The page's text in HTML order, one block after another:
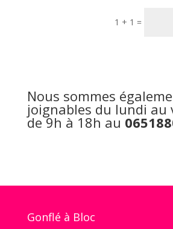
1 + 1 =
Nous sommes
joignables du lundi au
de 9h à 18h au
Gonflé à Bloc